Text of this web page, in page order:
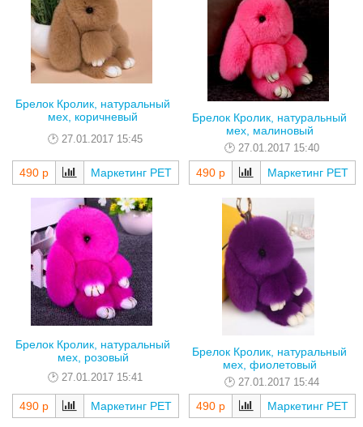
Брелок Кролик, натуральный
мех, коричневый
27.01.2017 15:45
490 р Маркетинг РЕТ
Брелок Кролик, натуральный
мех, малиновый
27.01.2017 15:40
490 р Маркетинг РЕТ
Брелок Кролик, натуральный
мех, розовый
27.01.2017 15:41
490 р Маркетинг РЕТ
Брелок Кролик, натуральный
мех, фиолетовый
27.01.2017 15:44
490 р Маркетинг РЕТ